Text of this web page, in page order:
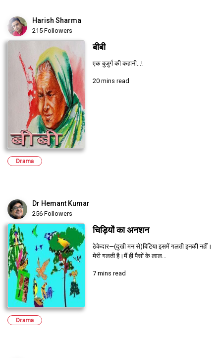
Harish Sharma
215 Followers
बीबी
एक बुजुर्ग की कहानी...!
20 mins read
Drama
Dr Hemant Kumar
256 Followers
चिड़ियों का अनशन
ठेकेदार—(दुखी मन से)बिटिया इसमें गलती इनकी नहीं।
मेरी गलती है।मैं ही पैसों के लाल...
7 mins read
Drama